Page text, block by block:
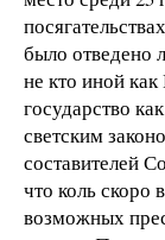
было отведено
не кто иной
государство
светским
составителей
что коль скоро
возможных